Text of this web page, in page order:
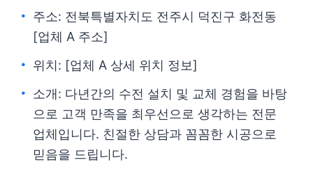
주소: 전북특별자치도 전주시 덕진구 화전동
[업체 A 주소]
위치: [업체 A 상세 위치 정보]
소개: 다년간의 수전 설치 및 교체 경험을 바탕
으로 고객 만족을 최우선으로 생각하는 전문
업체입니다. 친절한 상담과 꼼꼼한 시공으로
믿음을 드립니다.